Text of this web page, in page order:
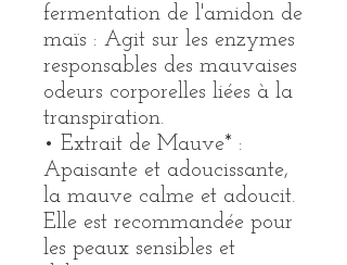
fermentation de l'amidon de
maïs : Agit sur les enzymes
responsables des mauvaises
odeurs corporelles liées à la
transpiration.
• Extrait de Mauve* :
Apaisante et adoucissante,
la mauve calme et adoucit.
Elle est recommandée pour
les peaux sensibles et